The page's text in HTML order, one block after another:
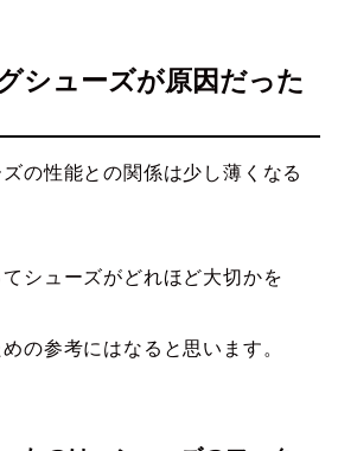
シューズが原因だった
の性能との関係は少し薄くなる
てシューズがどれほど大切かを
の参考にはなると思います。